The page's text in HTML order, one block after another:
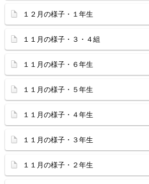
１２月の様子・１年生
１１月の様子・３・４組
１１月の様子・６年生
１１月の様子・５年生
１１月の様子・４年生
１１月の様子・３年生
１１月の様子・２年生